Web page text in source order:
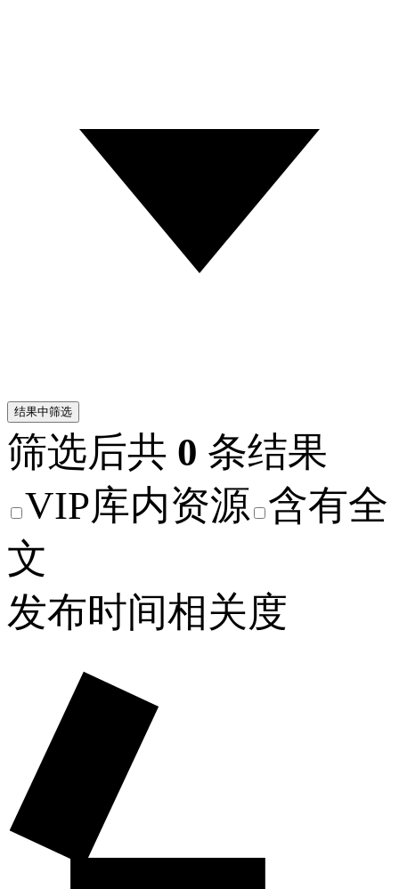
结果中筛选
筛选后共 0 条结果
VIP库内资源 含有全
文
发布时间相关度